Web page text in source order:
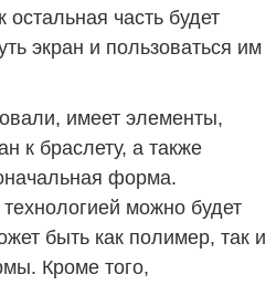
остальная часть будет
экран и пользоваться им
имеет элементы,
к браслету, а также
форма.
можно будет
быть как полимер, так и
Кроме того,